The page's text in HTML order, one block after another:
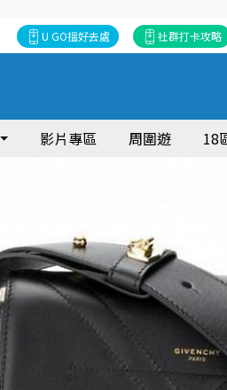
社群打卡攻略
U GO搵好去處
影片專區 周圍遊 18